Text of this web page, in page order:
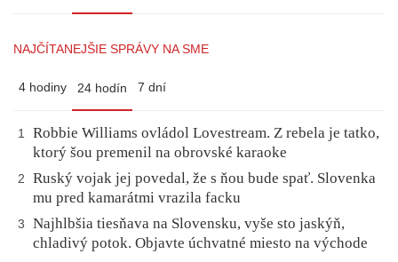
NAJČÍTANEJŠIE SPRÁVY NA SME
4 hodiny 24 hodín 7 dní
1
Robbie Williams ovládol Lovestream. Z rebela je tatko,
ktorý šou premenil na obrovské karaoke
2
Ruský vojak jej povedal, že s ňou bude spať. Slovenka
mu pred kamarátmi vrazila facku
3
Najhlbšia tiesňava na Slovensku, vyše sto jaskýň,
chladivý potok. Objavte úchvatné miesto na východe